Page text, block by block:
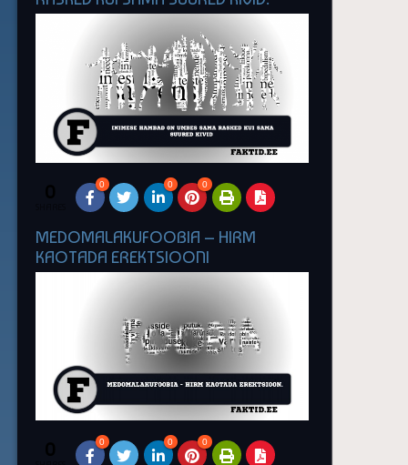
0 0 0 0
MEDOMALAKUFOOBIA – HIRM
KAOTADA EREKTSIOONI
0 0 0 0